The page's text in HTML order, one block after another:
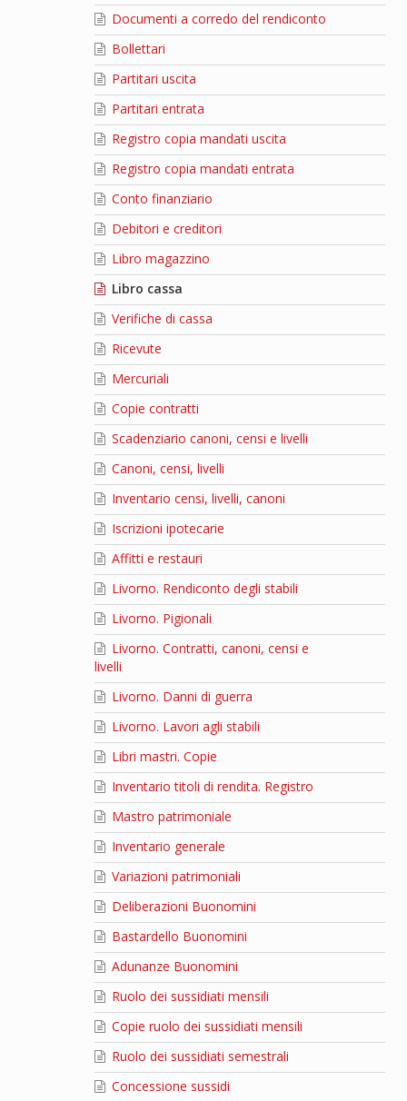
Documenti a corredo del rendiconto
Bollettari
Partitari uscita
Partitari entrata
Registro copia mandati uscita
Registro copia mandati entrata
Conto finanziario
Debitori e creditori
Libro magazzino
Libro cassa
Verifiche di cassa
Ricevute
Mercuriali
Copie contratti
Scadenziario canoni, censi e livelli
Canoni, censi, livelli
Inventario censi, livelli, canoni
Iscrizioni ipotecarie
Affitti e restauri
Livorno. Rendiconto degli stabili
Livorno. Pigionali
Livorno. Contratti, canoni, censi e
livelli
Livorno. Danni di guerra
Livorno. Lavori agli stabili
Libri mastri. Copie
Inventario titoli di rendita. Registro
Mastro patrimoniale
Inventario generale
Variazioni patrimoniali
Deliberazioni Buonomini
Bastardello Buonomini
Adunanze Buonomini
Ruolo dei sussidiati mensili
Copie ruolo dei sussidiati mensili
Ruolo dei sussidiati semestrali
Concessione sussidi